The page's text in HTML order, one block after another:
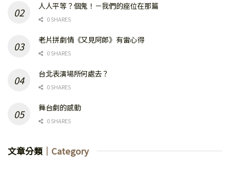
人人平等？個鬼！－我們的座位在那篇
0 SHARES
老片拼劇情《又見阿郎》有雷心得
0 SHARES
台北表演場所何處去？
0 SHARES
舞台劇的感動
0 SHARES
文章分類 ｜Category